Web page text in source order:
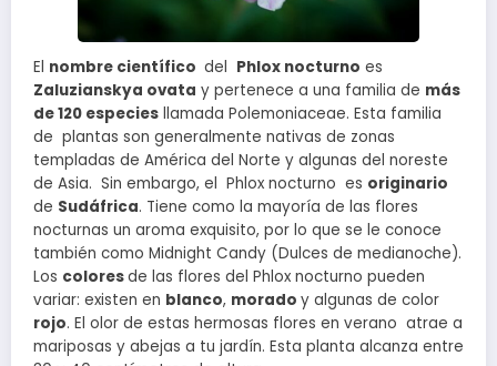
El nombre científico del Phlox nocturno es
Zaluzianskya ovata y pertenece a una familia de más
de 120 especies llamada Polemoniaceae. Esta familia
de plantas son generalmente nativas de zonas
templadas de América del Norte y algunas del noreste
de Asia. Sin embargo, el Phlox nocturno es originario
de Sudáfrica. Tiene como la mayoría de las flores
nocturnas un aroma exquisito, por lo que se le conoce
también como Midnight Candy (Dulces de medianoche).
Los coloresde las flores del Phlox nocturno pueden
variar: existen en blanco, morado y algunas de color
rojo. El olor de estas hermosas flores en verano atrae a
mariposas y abejas a tu jardín. Esta planta alcanza entre